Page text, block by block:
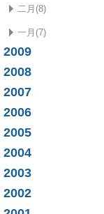
二月(8)
一月(7)
2009
2008
2007
2006
2005
2004
2003
2002